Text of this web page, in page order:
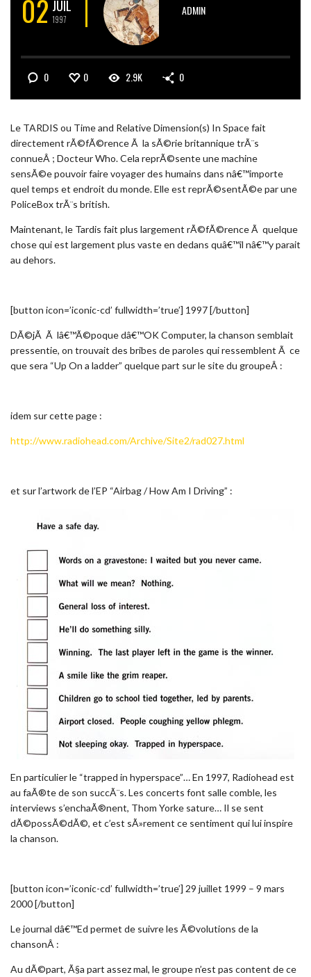
02 JUIL
1997
ADMIN
0 0 2.9K 0
Le TARDIS ou Time and Relative Dimension(s) In Space fait
directement rÃ©fÃ©rence Ã la sÃ©rie britannique trÃ¨s
connueÂ ; Docteur Who. Cela reprÃ©sente une machine
sensÃ©e pouvoir faire voyager des humains dans nâ€™importe
quel temps et endroit du monde. Elle est reprÃ©sentÃ©e par une
PoliceBox trÃ¨s british.
Maintenant, le Tardis fait plus largement rÃ©fÃ©rence Ã quelque
chose qui est largement plus vaste en dedans quâ€™il nâ€™y parait
au dehors.
[button icon=’iconic-cd’ fullwidth=’true’] 1997 [/button]
DÃ©jÃ Ã lâ€™Ã©poque dâ€™OK Computer, la chanson semblait
pressentie, on trouvait des bribes de paroles qui ressemblent Ã ce
que sera “Up On a ladder” quelque part sur le site du groupeÂ :
idem sur cette page :
http://www.radiohead.com/Archive/Site2/rad027.html
et sur l’artwork de l’EP “Airbag / How Am I Driving” :
En particulier le “trapped in hyperspace”… En 1997, Radiohead est
au faÃ®te de son succÃ¨s. Les concerts font salle comble, les
interviews s’enchaÃ®nent, Thom Yorke sature… Il se sent
dÃ©possÃ©dÃ©, et c’est sÃ»rement ce sentiment qui lui inspire
la chanson.
[button icon=’iconic-cd’ fullwidth=’true’] 29 juillet 1999 – 9 mars
2000 [/button]
Le journal dâ€™Ed permet de suivre les Ã©volutions de la
chansonÂ :
Au dÃ©part, Ã§a part assez mal, le groupe n’est pas content de ce